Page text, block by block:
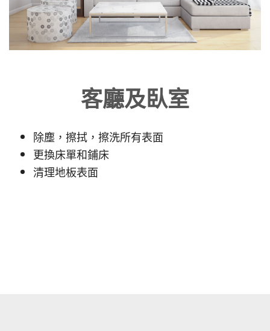
客廳及臥室
除塵，擦拭，擦洗所有表面
更換床單和鋪床
清理地板表面